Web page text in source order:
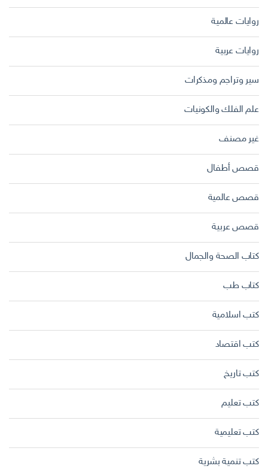
روايات عالمية
روايات عربية
سير وتراجم ومذكرات
علم الفلك والكونيات
غير مصنف
قصص أطفال
قصص عالمية
قصص عربية
كتاب الصحة والجمال
كتاب طب
كتب اسلامية
كتب اقتصاد
كتب تاريخ
كتب تعليم
كتب تعليمية
كتب تنمية بشرية